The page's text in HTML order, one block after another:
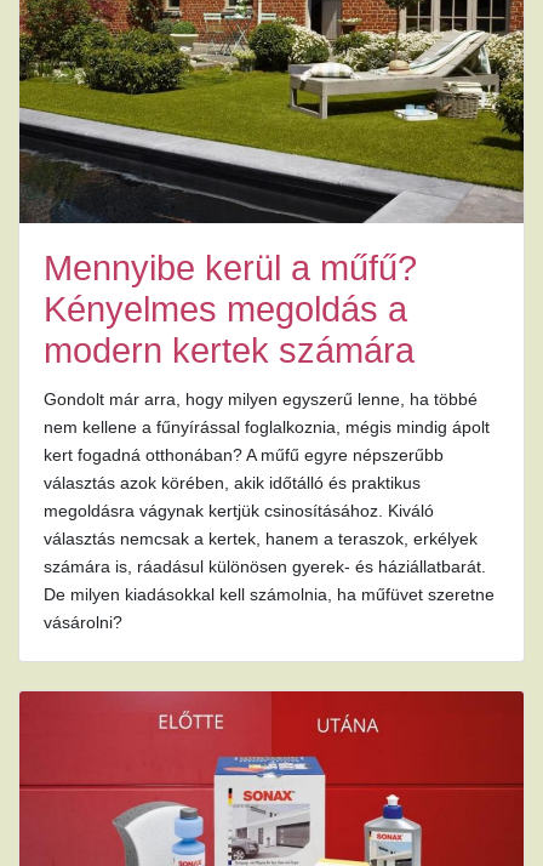
Mennyibe kerül a műfű?
Kényelmes megoldás a
modern kertek számára
Gondolt már arra, hogy milyen egyszerű lenne, ha többé
nem kellene a fűnyírással foglalkoznia, mégis mindig ápolt
kert fogadná otthonában? A műfű egyre népszerűbb
választás azok körében, akik időtálló és praktikus
megoldásra vágynak kertjük csinosításához. Kiváló
választás nemcsak a kertek, hanem a teraszok, erkélyek
számára is, ráadásul különösen gyerek- és háziállatbarát.
De milyen kiadásokkal kell számolnia, ha műfüvet szeretne
vásárolni?